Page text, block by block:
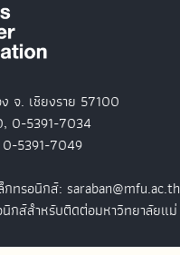
จ. เชียงราย 57100
0-5391-7034
5391-7049
ทรอนิกส์: saraban@mfu.ac.th
นิกส์สำหรับติดต่อมหาวิทยาลัยแม่